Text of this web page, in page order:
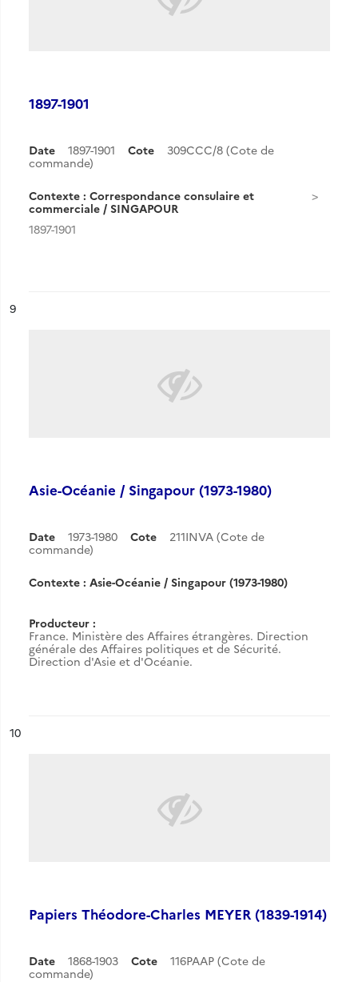
1897-1901
Date 1897-1901 Cote
309CCC/8 (Cote de
commande)
Contexte : Correspondance consulaire et
commerciale / SINGAPOUR
1897-1901
n°
9
Asie-Océanie / Singapour (1973-1980)
Date 1973-1980 Cote
211INVA (Cote de
commande)
Contexte : Asie-Océanie / Singapour (1973-1980)
Producteur :
France. Ministère des Affaires étrangères. Direction
générale des Affaires politiques et de Sécurité.
Direction d'Asie et d'Océanie.
n°
10
Papiers Théodore-Charles MEYER (1839-1914)
Date 1868-1903 Cote
116PAAP (Cote de
commande)